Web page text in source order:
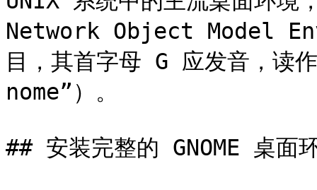
Network Object Model
目，其首字母 G 应发音，
nome”）。
## 安装完整的 GNOME 桌面